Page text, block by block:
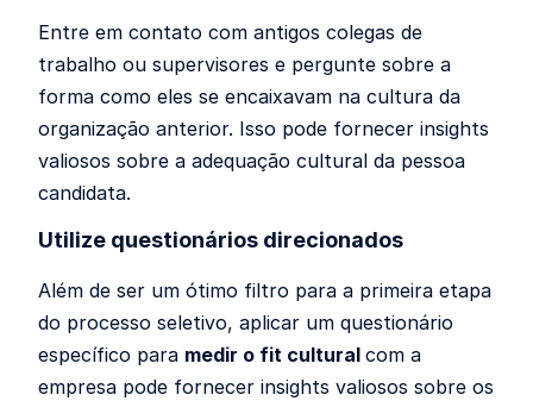
Entre em contato com antigos colegas de
trabalho ou supervisores e pergunte sobre a
forma como eles se encaixavam na cultura da
organização anterior. Isso pode fornecer insights
valiosos sobre a adequação cultural da pessoa
candidata.
Utilize questionários direcionados
Além de ser um ótimo filtro para a primeira etapa
do processo seletivo, aplicar um questionário
específico para medir o fit cultural com a
empresa pode fornecer insights valiosos sobre os